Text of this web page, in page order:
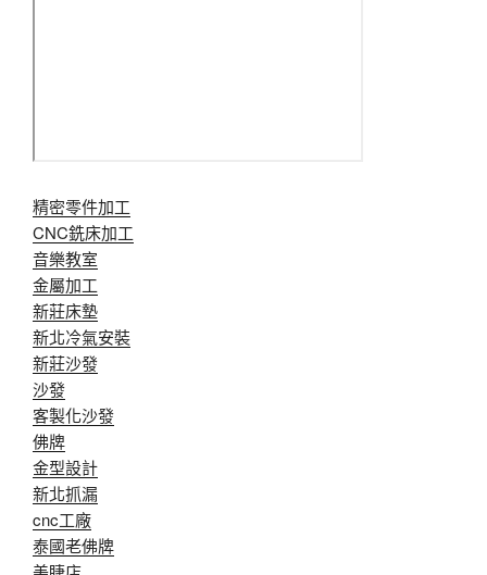
精密零件加工
CNC銑床加工
音樂教室
金屬加工
新莊床墊
新北冷氣安裝
新莊沙發
沙發
客製化沙發
佛牌
金型設計
新北抓漏
cnc工廠
泰國老佛牌